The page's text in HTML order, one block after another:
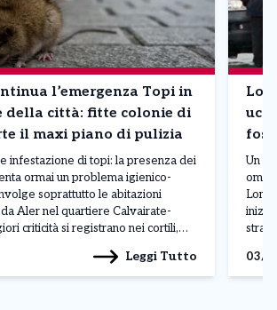
l’emergenza Topi in
della città: fitte colonie di
il maxi piano di pulizia
infestazione di topi: la presenza dei
ormai un problema igienico-
soprattutto le abitazioni
Aler nel quartiere Calvairate-
criticità si registrano nei cortili,
abbandonati, insetti infestanti e
infrastrutture, come […]
Leggi Tutto
Un
[…]
03/